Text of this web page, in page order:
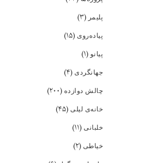
پلیمر (۳)
پیاده‌روی (۱۵)
پیانو(۱)
جهانگردی (۴)
چالش دوازده (۲۰۰)
خانه‌ی لیلی (۴۵)
خلبانی (۱۱)
خیاطی (۲)